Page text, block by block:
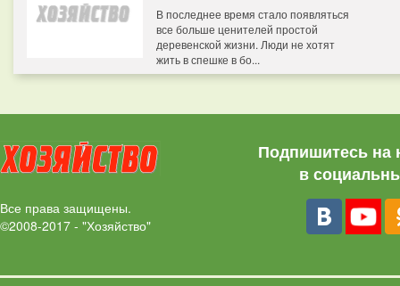
В последнее время стало появляться
все больше ценителей простой
деревенской жизни. Люди не хотят
жить в спешке в бо...
Все права защищены.
©2008-2017 - "Хозяйство"
Подпишитесь на
в